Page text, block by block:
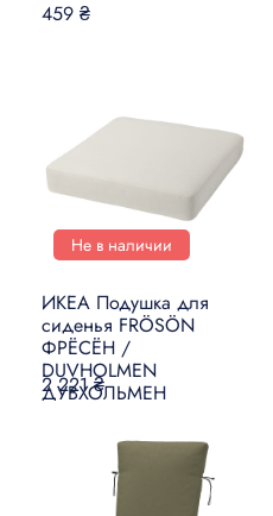
459 ₴
Не в наличии
ИКЕА Подушка для
сиденья FRÖSÖN
ФРЁСЁН /
DUVHOLMEN
ДУВХОЛЬМЕН
2 221 ₴